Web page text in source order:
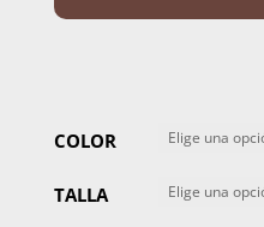
COLOR
TALLA